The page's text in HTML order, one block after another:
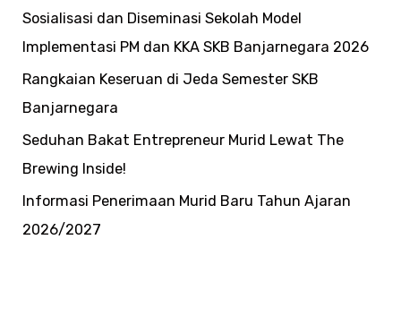
Sosialisasi dan Diseminasi Sekolah Model
Implementasi PM dan KKA SKB Banjarnegara 2026
Rangkaian Keseruan di Jeda Semester SKB
Banjarnegara
Seduhan Bakat Entrepreneur Murid Lewat The
Brewing Inside!
Informasi Penerimaan Murid Baru Tahun Ajaran
2026/2027